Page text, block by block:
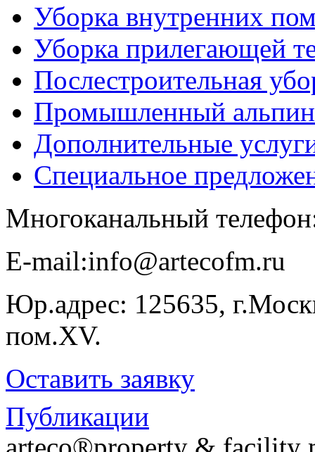
Уборка внутренних
Уборка прилегающей
Послестроительная
Промышленный
Дополнительные
Специальное
Многоканальный
E-​mail:info@artecofm.ru
Юр.адрес: 125635,
пом.XV.
Оставить заявку
Публикации